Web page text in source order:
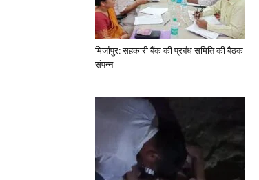
मिर्जापुर: सहकारी बैंक की प्रबंध समिति की बैठक
संपन्न